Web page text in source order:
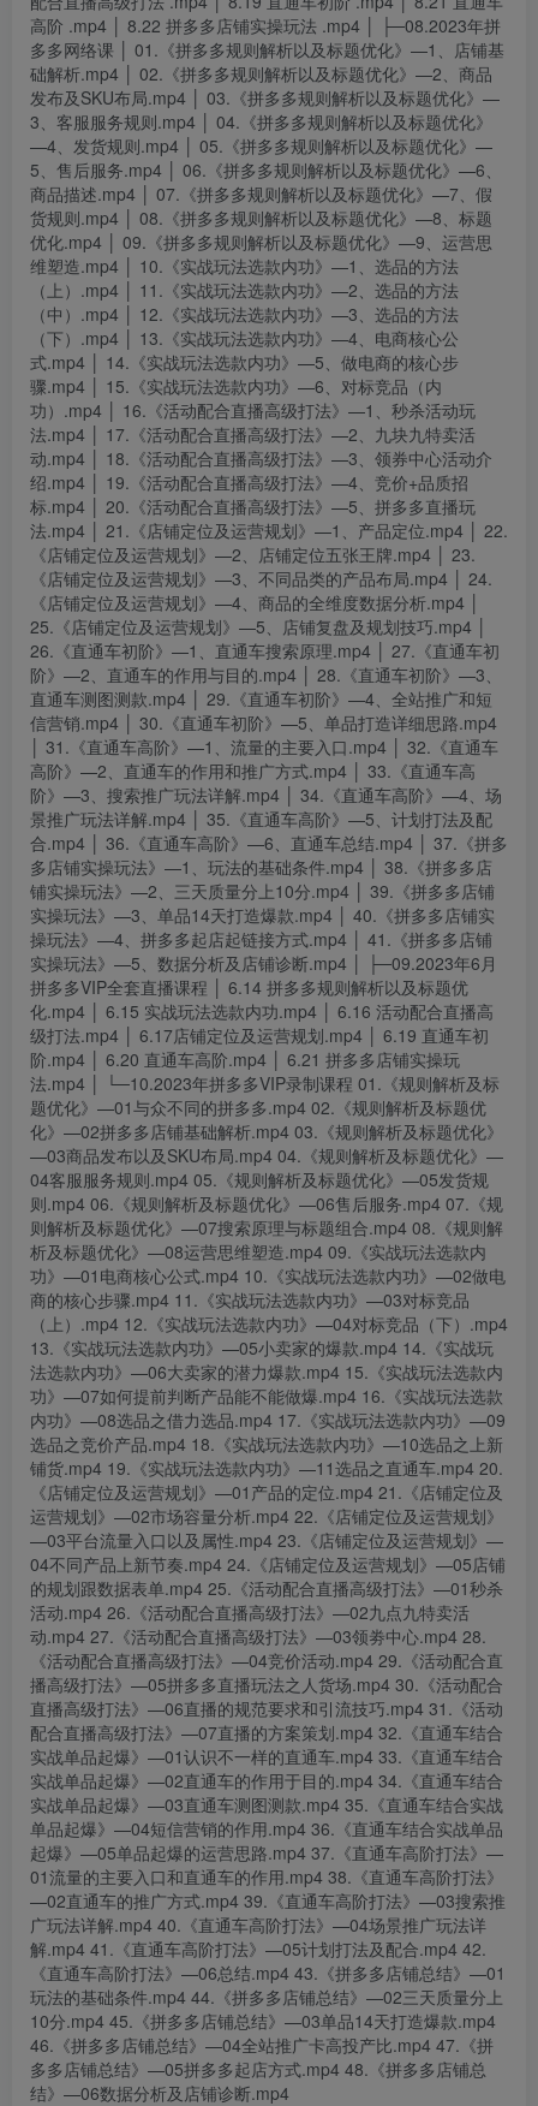
高阶 .mp4 │ 8.22 拼多多店铺实操玩法 .mp4 │ ├─08.2023年拼
多多网络课 │ 01.《拼多多规则解析以及标题优化》—1、店铺基
础解析.mp4 │ 02.《拼多多规则解析以及标题优化》—2、商品
发布及SKU布局.mp4 │ 03.《拼多多规则解析以及标题优化》—
3、客服服务规则.mp4 │ 04.《拼多多规则解析以及标题优化》
—4、发货规则.mp4 │ 05.《拼多多规则解析以及标题优化》—
5、售后服务.mp4 │ 06.《拼多多规则解析以及标题优化》—6、
商品描述.mp4 │ 07.《拼多多规则解析以及标题优化》—7、假
货规则.mp4 │ 08.《拼多多规则解析以及标题优化》—8、标题
优化.mp4 │ 09.《拼多多规则解析以及标题优化》—9、运营思
维塑造.mp4 │ 10.《实战玩法选款内功》—1、选品的方法
（上）.mp4 │ 11.《实战玩法选款内功》—2、选品的方法
（中）.mp4 │ 12.《实战玩法选款内功》—3、选品的方法
（下）.mp4 │ 13.《实战玩法选款内功》—4、电商核心公
式.mp4 │ 14.《实战玩法选款内功》—5、做电商的核心步
骤.mp4 │ 15.《实战玩法选款内功》—6、对标竞品（内
功）.mp4 │ 16.《活动配合直播高级打法》—1、秒杀活动玩
法.mp4 │ 17.《活动配合直播高级打法》—2、九块九特卖活
动.mp4 │ 18.《活动配合直播高级打法》—3、领券中心活动介
绍.mp4 │ 19.《活动配合直播高级打法》—4、竞价+品质招
标.mp4 │ 20.《活动配合直播高级打法》—5、拼多多直播玩
法.mp4 │ 21.《店铺定位及运营规划》—1、产品定位.mp4 │ 22.
《店铺定位及运营规划》—2、店铺定位五张王牌.mp4 │ 23.
《店铺定位及运营规划》—3、不同品类的产品布局.mp4 │ 24.
《店铺定位及运营规划》—4、商品的全维度数据分析.mp4 │
25.《店铺定位及运营规划》—5、店铺复盘及规划技巧.mp4 │
26.《直通车初阶》—1、直通车搜索原理.mp4 │ 27.《直通车初
阶》—2、直通车的作用与目的.mp4 │ 28.《直通车初阶》—3、
直通车测图测款.mp4 │ 29.《直通车初阶》—4、全站推广和短
信营销.mp4 │ 30.《直通车初阶》—5、单品打造详细思路.mp4
│ 31.《直通车高阶》—1、流量的主要入口.mp4 │ 32.《直通车
高阶》—2、直通车的作用和推广方式.mp4 │ 33.《直通车高
阶》—3、搜索推广玩法详解.mp4 │ 34.《直通车高阶》—4、场
景推广玩法详解.mp4 │ 35.《直通车高阶》—5、计划打法及配
合.mp4 │ 36.《直通车高阶》—6、直通车总结.mp4 │ 37.《拼多
多店铺实操玩法》—1、玩法的基础条件.mp4 │ 38.《拼多多店
铺实操玩法》—2、三天质量分上10分.mp4 │ 39.《拼多多店铺
实操玩法》—3、单品14天打造爆款.mp4 │ 40.《拼多多店铺实
操玩法》—4、拼多多起店起链接方式.mp4 │ 41.《拼多多店铺
实操玩法》—5、数据分析及店铺诊断.mp4 │ ├─09.2023年6月
拼多多VIP全套直播课程 │ 6.14 拼多多规则解析以及标题优
化.mp4 │ 6.15 实战玩法选款内功.mp4 │ 6.16 活动配合直播高
级打法.mp4 │ 6.17店铺定位及运营规划.mp4 │ 6.19 直通车初
阶.mp4 │ 6.20 直通车高阶.mp4 │ 6.21 拼多多店铺实操玩
法.mp4 │ └─10.2023年拼多多VIP录制课程 01.《规则解析及标
题优化》—01与众不同的拼多多.mp4 02.《规则解析及标题优
化》—02拼多多店铺基础解析.mp4 03.《规则解析及标题优化》
—03商品发布以及SKU布局.mp4 04.《规则解析及标题优化》—
04客服服务规则.mp4 05.《规则解析及标题优化》—05发货规
则.mp4 06.《规则解析及标题优化》—06售后服务.mp4 07.《规
则解析及标题优化》—07搜索原理与标题组合.mp4 08.《规则解
析及标题优化》—08运营思维塑造.mp4 09.《实战玩法选款内
功》—01电商核心公式.mp4 10.《实战玩法选款内功》—02做电
商的核心步骤.mp4 11.《实战玩法选款内功》—03对标竞品
（上）.mp4 12.《实战玩法选款内功》—04对标竞品（下）.mp4
13.《实战玩法选款内功》—05小卖家的爆款.mp4 14.《实战玩
法选款内功》—06大卖家的潜力爆款.mp4 15.《实战玩法选款内
功》—07如何提前判断产品能不能做爆.mp4 16.《实战玩法选款
内功》—08选品之借力选品.mp4 17.《实战玩法选款内功》—09
选品之竞价产品.mp4 18.《实战玩法选款内功》—10选品之上新
铺货.mp4 19.《实战玩法选款内功》—11选品之直通车.mp4 20.
《店铺定位及运营规划》—01产品的定位.mp4 21.《店铺定位及
运营规划》—02市场容量分析.mp4 22.《店铺定位及运营规划》
—03平台流量入口以及属性.mp4 23.《店铺定位及运营规划》—
04不同产品上新节奏.mp4 24.《店铺定位及运营规划》—05店铺
的规划跟数据表单.mp4 25.《活动配合直播高级打法》—01秒杀
活动.mp4 26.《活动配合直播高级打法》—02九点九特卖活
动.mp4 27.《活动配合直播高级打法》—03领劵中心.mp4 28.
《活动配合直播高级打法》—04竞价活动.mp4 29.《活动配合直
播高级打法》—05拼多多直播玩法之人货场.mp4 30.《活动配合
直播高级打法》—06直播的规范要求和引流技巧.mp4 31.《活动
配合直播高级打法》—07直播的方案策划.mp4 32.《直通车结合
实战单品起爆》—01认识不一样的直通车.mp4 33.《直通车结合
实战单品起爆》—02直通车的作用于目的.mp4 34.《直通车结合
实战单品起爆》—03直通车测图测款.mp4 35.《直通车结合实战
单品起爆》—04短信营销的作用.mp4 36.《直通车结合实战单品
起爆》—05单品起爆的运营思路.mp4 37.《直通车高阶打法》—
01流量的主要入口和直通车的作用.mp4 38.《直通车高阶打法》
—02直通车的推广方式.mp4 39.《直通车高阶打法》—03搜索推
广玩法详解.mp4 40.《直通车高阶打法》—04场景推广玩法详
解.mp4 41.《直通车高阶打法》—05计划打法及配合.mp4 42.
《直通车高阶打法》—06总结.mp4 43.《拼多多店铺总结》—01
玩法的基础条件.mp4 44.《拼多多店铺总结》—02三天质量分上
10分.mp4 45.《拼多多店铺总结》—03单品14天打造爆款.mp4
46.《拼多多店铺总结》—04全站推广卡高投产比.mp4 47.《拼
多多店铺总结》—05拼多多起店方式.mp4 48.《拼多多店铺总
结》—06数据分析及店铺诊断.mp4